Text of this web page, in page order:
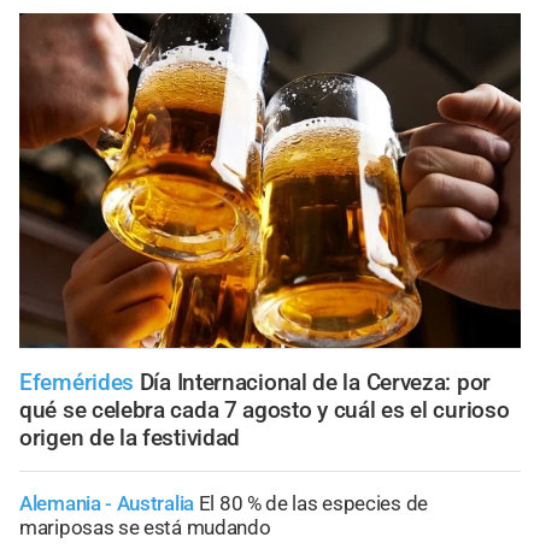
Efemérides Día Internacional de la Cerveza: por
qué se celebra cada 7 agosto y cuál es el curioso
origen de la festividad
Alemania - Australia El 80 % de las especies de
mariposas se está mudando